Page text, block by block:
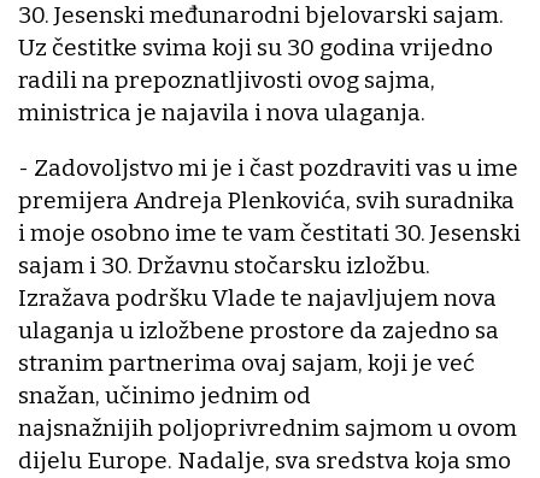
30. Jesenski međunarodni bjelovarski sajam.
Uz čestitke svima koji su 30 godina vrijedno
radili na prepoznatljivosti ovog sajma,
ministrica je najavila i nova ulaganja.
- Zadovoljstvo mi je i čast pozdraviti vas u ime
premijera Andreja Plenkovića, svih suradnika
i moje osobno ime te vam čestitati 30. Jesenski
sajam i 30. Državnu stočarsku izložbu.
Izražava podršku Vlade te najavljujem nova
ulaganja u izložbene prostore da zajedno sa
stranim partnerima ovaj sajam, koji je već
snažan, učinimo jednim od
najsnažnijih poljoprivrednim sajmom u ovom
dijelu Europe. Nadalje, sva sredstva koja smo